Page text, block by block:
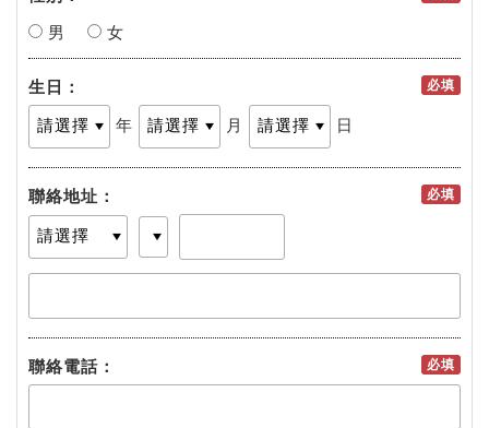
男 女
生日： 必填
年 月 日
聯絡地址： 必填
聯絡電話： 必填
記住帳號